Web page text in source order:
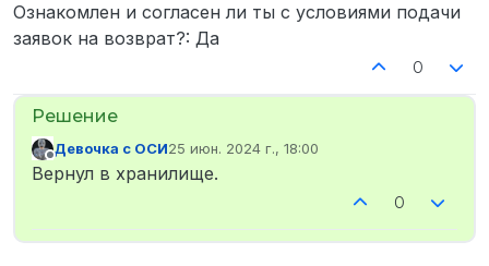
Ознакомлен и согласен ли ты с условиями подачи
заявок на возврат?: Да
0
Не в сети
Девочка с ОСИ25 июн. 2024 г., 18:00
отредактировано
Вернул в хранилище.
0